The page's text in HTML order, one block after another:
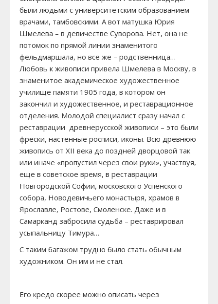
были людьми с университетским образованием –
врачами, тамбовскими. А вот матушка Юрия
Шмелева – в девичестве Суворова. Нет, она не
потомок по прямой линии знаменитого
фельдмаршала, но все же – родственница…
Любовь к живописи привела Шмелева в Москву, в
знаменитое академическое художественное
училище памяти 1905 года, в котором он
закончил и художественное, и реставрационное
отделения. Молодой специалист сразу начал с
реставрации древнерусской живописи – это были
фрески, настенные росписи, иконы. Всю древнюю
живопись от XII века до поздней дворцовой так
или иначе «пропустил через свои руки», участвуя,
еще в советское время, в реставрации
Новгородской Софии, московского Успенского
собора, Новодевичьего монастыря, храмов в
Ярославле, Ростове, Смоленске. Даже и в
Самарканд забросила судьба – реставрировал
усыпальницу Тимура…
С таким багажом трудно было стать обычным
художником. Он им и не стал.
Его кредо скорее можно описать через